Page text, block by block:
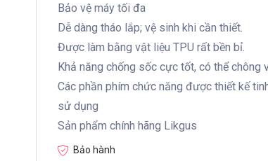
Bảo vệ máy tối đa
Dễ dàng tháo lắp; vệ sinh khi cần thiết.
Được làm bằng vật liệu TPU rất bền bỉ.
Khả năng chống sốc cực tốt, có thể chông
Các phần phím chức năng được thiết kế
sử dụng
Sản phẩm chính hãng Likgus
Bảo hành